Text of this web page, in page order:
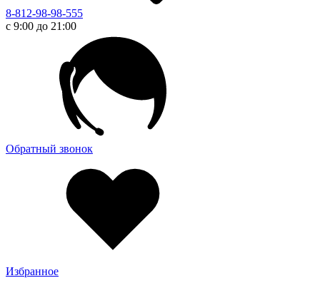
8-812-98-98-555
с 9:00 до 21:00
Обратный звонок
Избранное